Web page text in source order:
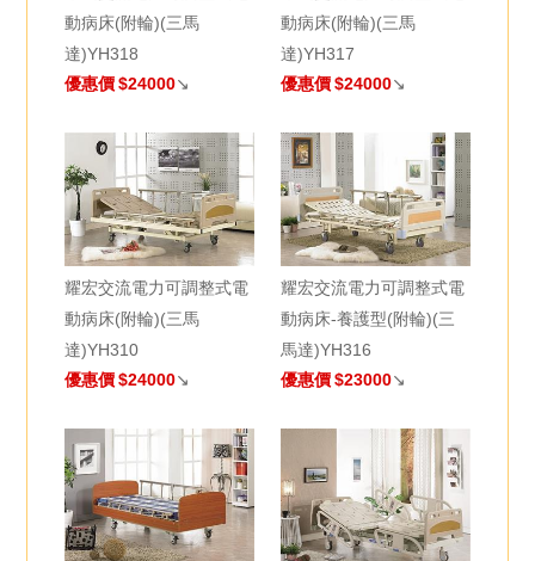
動病床(附輪)(三馬
達)YH318
優惠價 $24000↘
動病床(附輪)(三馬
達)YH317
優惠價$24000↘
耀宏交流電力可調整式電
動病床(附輪)(三馬
達)YH310
優惠價 $24000↘
耀宏交流電力可調整式電
動病床-養護型(附輪)(三
馬達)YH316
優惠價$23000↘